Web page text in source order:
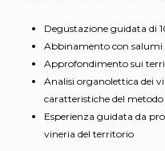
Degustazione guidata di
Abbinamento con salumi
Approfondimento sui
Analisi organolettica dei
caratteristiche del
Esperienza guidata da
vineria del territorio